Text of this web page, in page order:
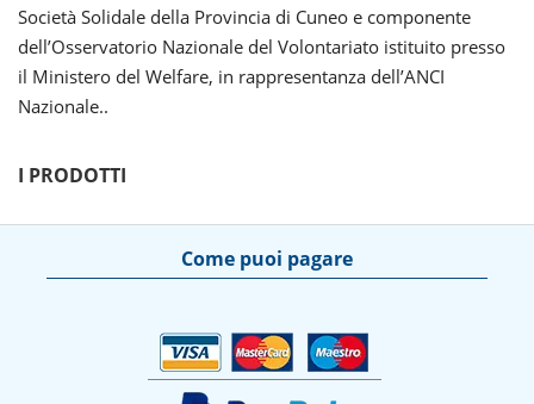
Società Solidale della Provincia di Cuneo e componente
dell’Osservatorio Nazionale del Volontariato istituito presso
il Ministero del Welfare, in rappresentanza dell’ANCI
Nazionale..
I PRODOTTI
Come puoi pagare